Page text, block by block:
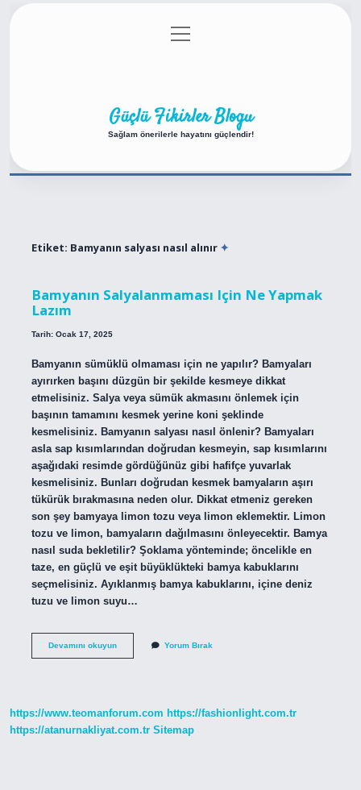
Gizlilik Politikası
menüyü
aç
Güçlü Fikirler Blogu
Sağlam önerilerle hayatını güçlendir!
Etiket: Bamyanın salyası nasıl alınır
Bamyanın Salyalanmaması Için Ne Yapmak
Lazım
Tarih: Ocak 17, 2025
Bamyanın sümüklü olmaması için ne yapılır? Bamyaları
ayırırken başını düzgün bir şekilde kesmeye dikkat
etmelisiniz. Salya veya sümük akmasını önlemek için
başının tamamını kesmek yerine koni şeklinde
kesmelisiniz. Bamyanın salyası nasıl önlenir? Bamyaları
asla sap kısımlarından doğrudan kesmeyin, sap kısımlarını
aşağıdaki resimde gördüğünüz gibi hafifçe yuvarlak
kesmelisiniz. Bunları doğrudan kesmek bamyaların aşırı
tükürük bırakmasına neden olur. Dikkat etmeniz gereken
son şey bamyaya limon tozu veya limon eklemektir. Limon
tozu ve limon, bamyaların dağılmasını önleyecektir. Bamya
nasıl suda bekletilir? Şoklama yönteminde; öncelikle en
taze, en güçlü ve eşit büyüklükteki bamya kabuklarını
seçmelisiniz. Ayıklanmış bamya kabuklarını, içine deniz
tuzu ve limon suyu…
Devamını okuyunBamyanın
Yorum Bırak
https://www.teomanforum.com https://fashionlight.com.tr
https://atanurnakliyat.com.tr Sitemap